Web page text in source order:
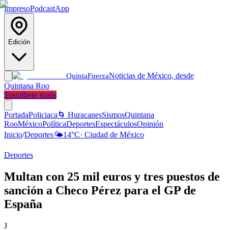
ImpresoPodcastApp
Edición
QuintaFuerzaNoticias de México, desde
Quintana Roo
Suscríbete gratis
PortadaPoliciaca 🌀 HuracanesSismosQuintana
RooMéxicoPolíticaDeportesEspectáculosOpinión
Inicio/Deportes🌤️14°C· Ciudad de México
Deportes
Multan con 25 mil euros y tres puestos de
sanción a Checo Pérez para el GP de
España
J